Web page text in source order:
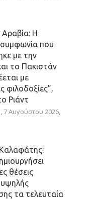
Αραβία: Η
συμφωνία που
με την
το Πακιστάν
με
φιλοδοξίες”,
Ριάντ
7 Αυγούστου 2026,
θέσεις
υψηλής
τα τελευταία